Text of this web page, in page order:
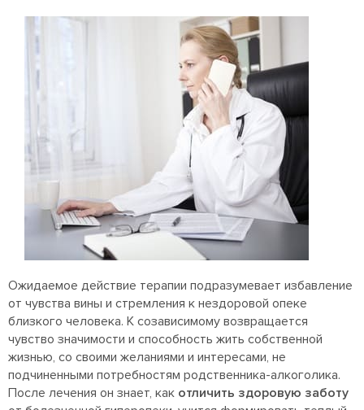
Ожидаемое действие терапии подразумевает избавление
от чувства вины и стремления к нездоровой опеке
близкого человека. К созависимому возвращается
чувство значимости и способность жить собственной
жизнью, со своими желаниями и интересами, не
подчиненными потребностям родственника-алкоголика.
После лечения он знает, как отличить здоровую заботу